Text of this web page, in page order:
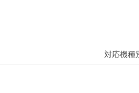
には、日本では珍しい「海外ブラ
対応機種